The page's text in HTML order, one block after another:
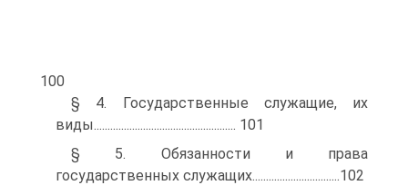
100
§ 4. Государственные служащие, их
виды.................................................... 101
§ 5. Обязанности и права
государственных служащих................................102